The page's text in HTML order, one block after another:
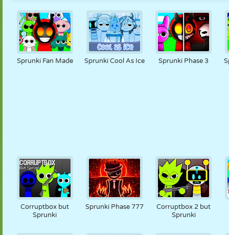
Sprunki Fan Made Sprunki Cool As Ice Sprunki Phase 3
Corruptbox but
Sprunki
Sprunki Phase 777
Corruptbox 2 but
Sprunki